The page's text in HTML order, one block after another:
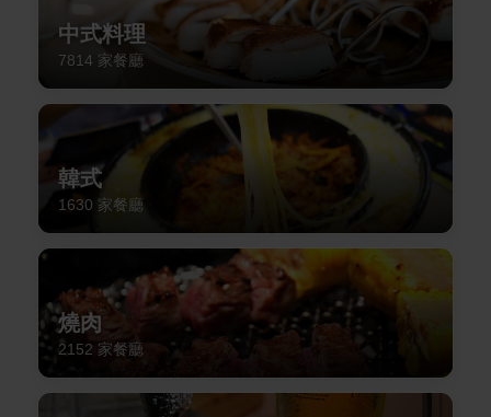
中式料理
7814 家餐廳
韓式
1630 家餐廳
燒肉
2152 家餐廳